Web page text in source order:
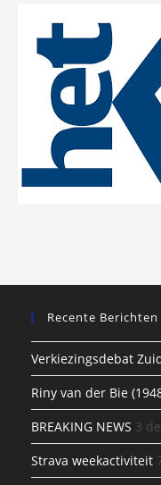
Recente Berichten
Verkiezingsdebat
Riny van der Bie
BREAKING NEWS 3
Strava weekactiviteit